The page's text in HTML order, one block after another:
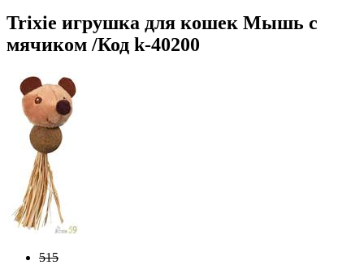
Trixie игрушка для кошек Мышь с
мячиком /Код k-40200
515